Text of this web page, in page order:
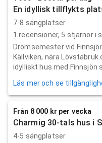
En idyllisk tillflykts
7-8 sängplatser
1 recensioner, 5 stjärnor i
Drömsemester vid
Källviken, nära
idylliskt hus med Finnsjön
Läs mer och se
Från 8 000 kr per vecka
Charmig 30-tals hus i
4-5 sängplatser